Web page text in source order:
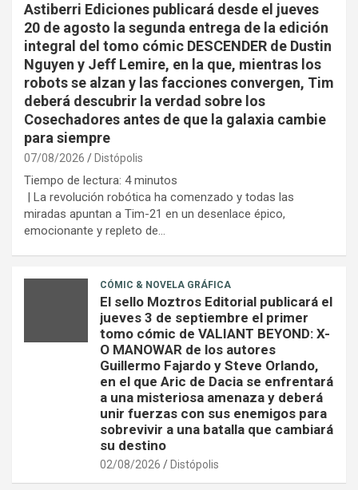
Astiberri Ediciones publicará desde el jueves
20 de agosto la segunda entrega de la edición
integral del tomo cómic DESCENDER de Dustin
Nguyen y Jeff Lemire, en la que, mientras los
robots se alzan y las facciones convergen, Tim
deberá descubrir la verdad sobre los
Cosechadores antes de que la galaxia cambie
para siempre
07/08/2026 Distópolis
Tiempo de lectura: 4 minutos
| La revolución robótica ha comenzado y todas las
miradas apuntan a Tim-21 en un desenlace épico,
emocionante y repleto de…
CÓMIC & NOVELA GRÁFICA
El sello Moztros Editorial publicará el
jueves 3 de septiembre el primer
tomo cómic de VALIANT BEYOND: X-
O MANOWAR de los autores
Guillermo Fajardo y Steve Orlando,
en el que Aric de Dacia se enfrentará
a una misteriosa amenaza y deberá
unir fuerzas con sus enemigos para
sobrevivir a una batalla que cambiará
su destino
02/08/2026 Distópolis